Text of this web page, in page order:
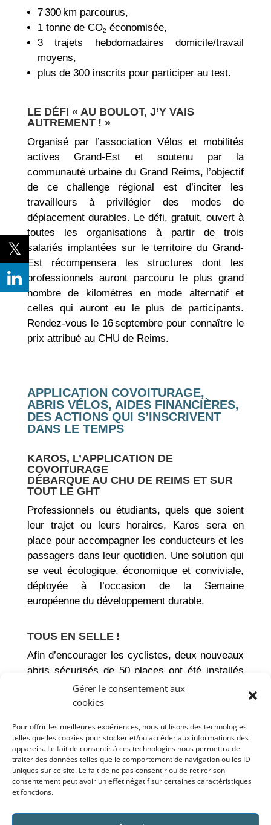
Gérer le consentement aux
cookies
Pour offrir les meilleures expériences, nous utilisons des technologies
telles que les cookies pour stocker et/ou accéder aux informations des
appareils. Le fait de consentir à ces technologies nous permettra de
traiter des données telles que le comportement de navigation ou les ID
uniques sur ce site. Le fait de ne pas consentir ou de retirer son
consentement peut avoir un effet négatif sur certaines caractéristiques
et fonctions.
7 300 km parcourus,
1 tonne de CO2 économisée,
3 trajets hebdomadaires domicile/travail
moyens,
plus de 300 inscrits pour participer au test.
LE DÉFI « AU BOULOT, J’Y VAIS
AUTREMENT ! »
Organisé par l’association Vélos et mobilités
actives Grand-Est et soutenu par la
communauté urbaine du Grand Reims, l’objectif
de ce challenge régional est d’inciter les
travailleurs à privilégier des modes de
déplacement durables. Le défi, gratuit, ouvert à
toutes les organisations à partir de trois
salariés implantées sur le territoire du Grand-
Est récompensera les structures dont les
professionnels auront parcouru le plus grand
nombre de kilomètres en mode alternatif et
celles qui auront eu le plus de participants.
Rendez-vous le 16 septembre pour connaître le
prix attribué au CHU de Reims.
APPLICATION COVOITURAGE,
ABRIS VÉLOS, AIDES FINANCIÈRES,
DES ACTIONS QUI S’INSCRIVENT
DANS LE TEMPS
KAROS, L’APPLICATION DE
COVOITURAGE
DÉBARQUE AU CHU DE REIMS ET SUR
TOUT LE GHT
Professionnels ou étudiants, quels que soient
leur trajet ou leurs horaires, Karos sera en
place pour accompagner les conducteurs et les
passagers dans leur quotidien. Une solution qui
se veut écologique, économique et conviviale,
déployée à l’occasion de la Semaine
européenne du développement durable.
TOUS EN SELLE !
Afin d’encourager les cyclistes, deux nouveaux
abris sécurisés de 50 places ont été installés
sur le site principal du CHU. D’autres seront
installés prochainement sur les autres sites.
Le CHU de Reims a aussi développé deux
dispositifs d’aide financière accessibles à
l’ensemble des professionnels pour encourager
ses professionnels à utiliser les mobilités
douces. Ces aides viennent en complément de
Ville de Reims pour l’achat d’un vélo électrique